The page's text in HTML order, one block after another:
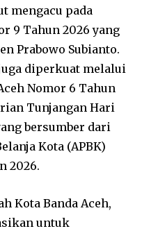
mengacu pada
9 Tahun 2026 yang
Prabowo Subianto.
diperkuat melalui
Nomor 6 Tahun
Tunjangan Hari
bersumber dari
Kota (APBK)
2026.
Kota Banda Aceh,
untuk